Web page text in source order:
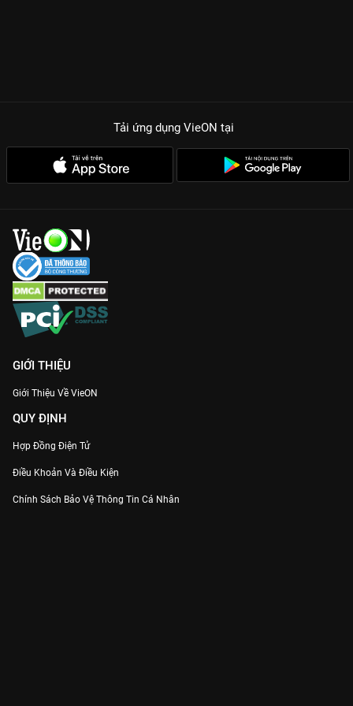
Tải ứng dụng VieON tại
GIỚI THIỆU
Giới Thiệu Về VieON
QUY ĐỊNH
Hợp Đồng Điện Tử
Điều Khoản Và Điều Kiện
Chính Sách Bảo Vệ Thông Tin Cá Nhân